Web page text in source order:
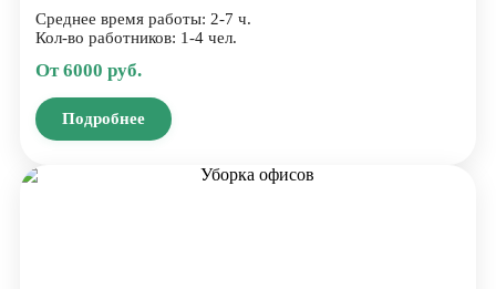
Среднее время работы: 2-7 ч.
Кол-во работников: 1-4 чел.
От 6000 руб.
Подробнее